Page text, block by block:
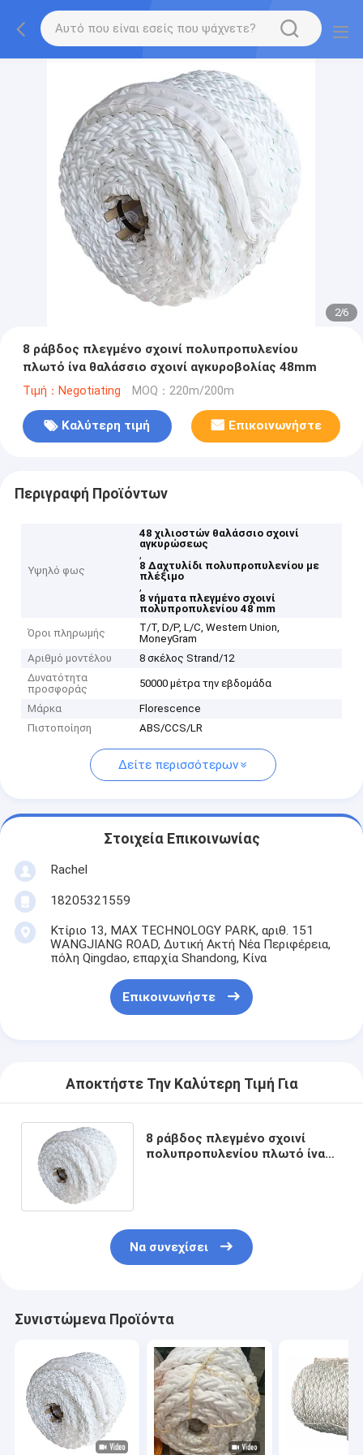
2/6
8 ράβδος πλεγμένο σχοινί πολυπροπυλενίου
πλωτό ίνα θαλάσσιο σχοινί αγκυροβολίας 48mm
Τιμή：Negotiating MOQ：220m/200m
Καλύτερη τιμή Επικοινωνήστε
Περιγραφή Προϊόντων
Υψηλό φως
48 χιλιοστών θαλάσσιο σχοινί
αγκυρώσεως
,
8 Δαχτυλίδι πολυπροπυλενίου με
πλέξιμο
,
8 νήματα πλεγμένο σχοινί
πολυπροπυλενίου 48 mm
Όροι πληρωμής
T/T, D/P, L/C, Western Union,
MoneyGram
Αριθμό μοντέλου
8 σκέλος Strand/12
Δυνατότητα
προσφοράς
50000 μέτρα την εβδομάδα
Μάρκα
Florescence
Πιστοποίηση
ABS/CCS/LR
Δείτε περισσότερων
Στοιχεία Επικοινωνίας
Rachel
18205321559
Κτίριο 13, MAX TECHNOLOGY PARK, αριθ. 151
WANGJIANG ROAD, Δυτική Ακτή Νέα Περιφέρεια,
πόλη Qingdao, επαρχία Shandong, Κίνα
Επικοινωνήστε
Αποκτήστε Την Καλύτερη Τιμή Για
8 ράβδος πλεγμένο σχοινί
πολυπροπυλενίου πλωτό ίνα
Να συνεχίσει
Συνιστώμενα Προϊόντα